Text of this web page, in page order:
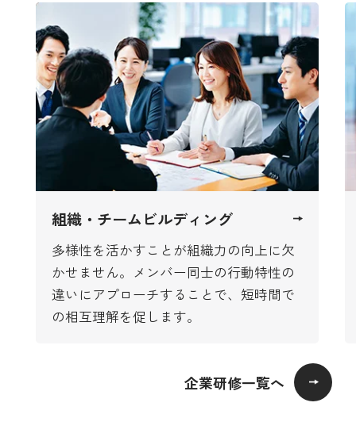
組織・チームビルディング
多様性を活かすことが組織力の向上に欠
かせません。メンバー同士の行動特性の
違いにアプローチすることで、短時間で
の相互理解を促します。
企業研修一覧へ